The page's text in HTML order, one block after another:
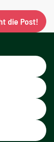
die Post!